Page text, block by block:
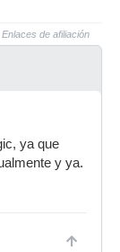
Enlaces de afiliación
ya que
y ya.